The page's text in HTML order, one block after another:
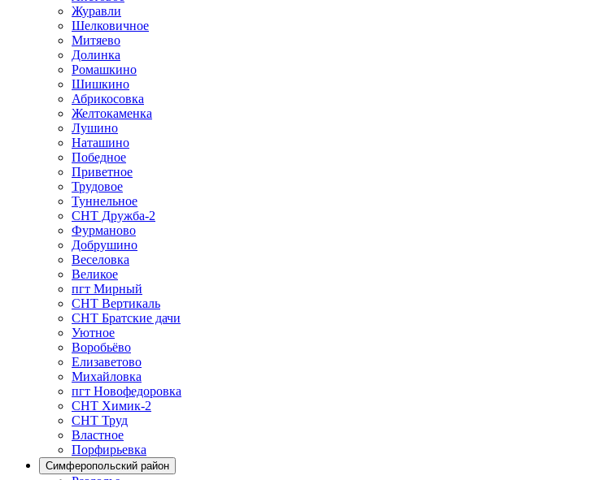
Журавли
Шелковичное
Митяево
Долинка
Ромашкино
Шишкино
Абрикосовка
Желтокаменка
Лушино
Наташино
Победное
Приветное
Трудовое
Туннельное
СНТ Дружба-2
Фурманово
Добрушино
Веселовка
Великое
пгт Мирный
СНТ Вертикаль
СНТ Братские дачи
Уютное
Воробьёво
Елизаветово
Михайловка
пгт Новофедоровка
СНТ Химик-2
СНТ Труд
Властное
Порфирьевка
Симферопольский район